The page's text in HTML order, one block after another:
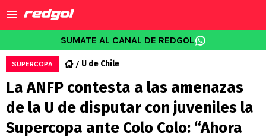
SUMATE AL CANAL DE REDGOL
SUPERCOPA U de Chile
La ANFP contesta a las amenazas
de la U de disputar con juveniles la
Supercopa ante Colo Colo: “Ahora